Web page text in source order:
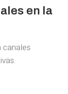
en la
canales